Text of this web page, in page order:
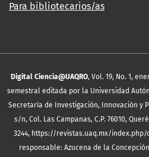
Para bibliotecarios/as
Digital Ciencia@UAQRO, Vol. 19, No. 1,
semestral editada por la Universidad
Secretaría de Investigación, Innovación y
s/n, Col. Las Campanas, C.P. 76010,
3244, https://revistas.uaq.mx/index.php/
responsable: Azucena de la